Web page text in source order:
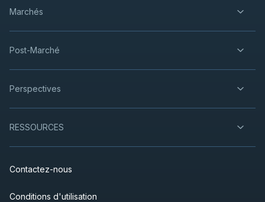
Marchés
Post-Marché
Perspectives
RESSOURCES
Contactez-nous
Conditions d'utilisation